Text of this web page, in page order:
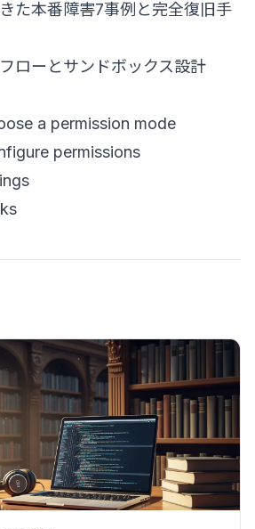
た本番障害7事例と完全復旧手
ローとサンドボックス設計
a permission mode
permissions